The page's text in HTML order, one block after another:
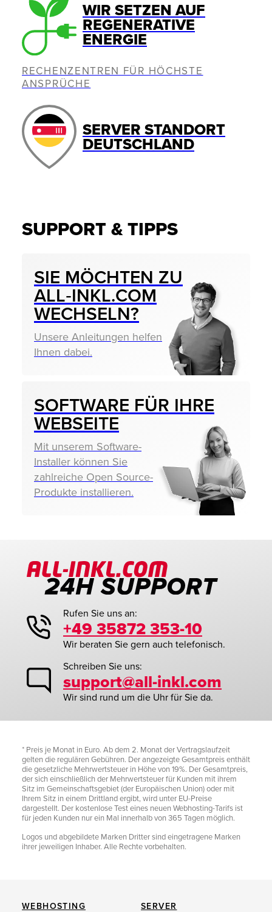
WIR SETZEN AUF
REGENERATIVE
ENERGIE
RECHENZENTREN FÜR HÖCHSTE
ANSPRÜCHE
SERVER STANDORT
DEUTSCHLAND
SUPPORT & TIPPS
SIE MÖCHTEN ZU
ALL‑INKL.COM
WECHSELN?
Unsere Anleitungen helfen
Ihnen dabei.
SOFTWARE FÜR IHRE
WEBSEITE
Mit unserem Software-
Installer können Sie
zahlreiche Open Source-
Produkte installieren.
Rufen Sie uns an:
+49 35872 353-10
Wir beraten Sie gern auch telefonisch.
Schreiben Sie uns:
support@all-inkl.com
Wir sind rund um die Uhr für Sie da.
* Preis je Monat in Euro. Ab dem 2. Monat der Vertragslaufzeit
gelten die regulären Gebühren. Der angezeigte Gesamtpreis enthält
die gesetzliche Mehrwertsteuer in Höhe von 19%. Der Gesamtpreis,
der sich einschließlich der Mehrwertsteuer für Kunden mit ihrem
Sitz im Gemeinschaftsgebiet (der Europäischen Union) oder mit
Ihrem Sitz in einem Drittland ergibt, wird unter EU-Preise
dargestellt. Der kostenlose Test eines neuen Webhosting-Tarifs ist
für jeden Kunden nur ein Mal innerhalb von 365 Tagen möglich.
Logos und abgebildete Marken Dritter sind eingetragene Marken
ihrer jeweiligen Inhaber. Alle Rechte vorbehalten.
WEBHOSTING SERVER